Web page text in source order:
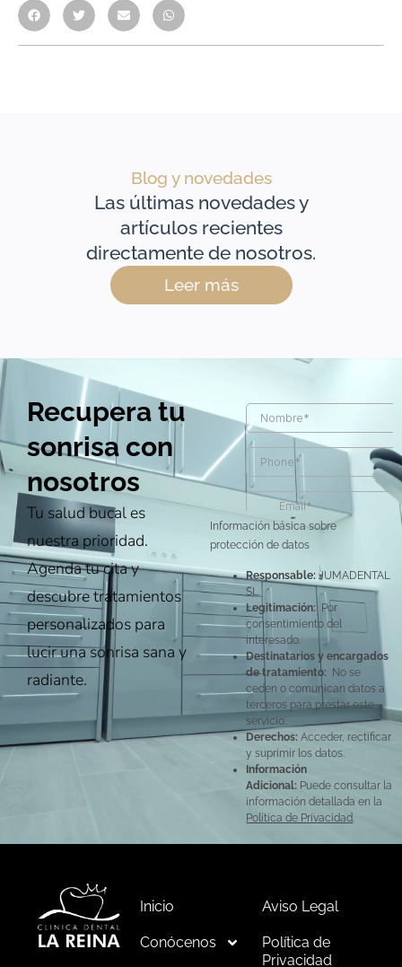
Blog y novedades
Las últimas novedades y
artículos recientes
directamente de nosotros.
Leer más
Recupera tu
sonrisa con
nosotros
Tu salud bucal es
nuestra prioridad.
Agenda tu cita y
descubre tratamientos
personalizados para
lucir una sonrisa sana y
radiante.
Información básica sobre
protección de datos
Responsable: JUMADENTAL
SL.
Legitimación: Por
consentimiento del
interesado.
Destinatarios y encargados
de tratamiento:
No se
ceden o comunican datos a
terceros para prestar este
servicio.
Derechos: Acceder, rectificar
y suprimir los datos.
Información
Adicional: Puede consultar la
información detallada en la
Política de Privacidad.
Inicio
Conócenos
Aviso Legal
Política de
Privacidad